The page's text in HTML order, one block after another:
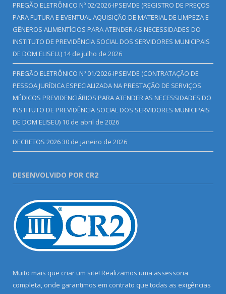
PREGÃO ELETRÔNICO Nº 02/2026-IPSEMDE (REGISTRO DE PREÇOS
PARA FUTURA E EVENTUAL AQUISIÇÃO DE MATERIAL DE LIMPEZA E
GÊNEROS ALIMENTÍCIOS PARA ATENDER AS NECESSIDADES DO
INSTITUTO DE PREVIDÊNCIA SOCIAL DOS SERVIDORES MUNICIPAIS
DE DOM ELISEU.) 14 de julho de 2026
PREGÃO ELETRÔNICO Nº 01/2026-IPSEMDE (CONTRATAÇÃO DE
PESSOA JURÍDICA ESPECIALIZADA NA PRESTAÇÃO DE SERVIÇOS
MÉDICOS PREVIDENCIÁRIOS PARA ATENDER AS NECESSIDADES DO
INSTITUTO DE PREVIDÊNCIA SOCIAL DOS SERVIDORES MUNICIPAIS
DE DOM ELISEU) 10 de abril de 2026
DECRETOS 202630 de janeiro de 2026
DESENVOLVIDO POR CR2
Muito mais que criar um site! Realizamos uma assessoria
completa, onde garantimos em contrato que todas as exigências